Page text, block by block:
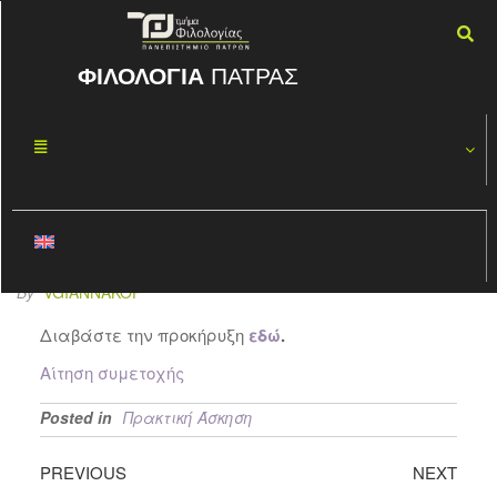
ΦΙΛΟΛΟΓΙΑ ΠΑΤΡΑΣ
03
Άσκησης ακαδ.
έτους 2016-17
By VGIANNAKOP
Διαβάστε την προκήρυξη εδώ.
Αίτηση συμετοχής
Posted in Πρακτική Άσκηση
PREVIOUS
NEXT